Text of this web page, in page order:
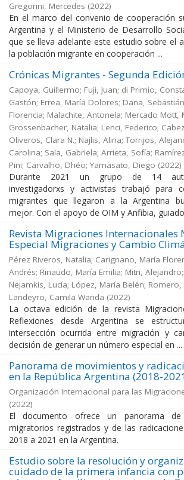
Gregorini, Mercedes (2022)
En el marco del convenio de cooperación
Argentina y el Ministerio de Desarrollo
que se lleva adelante este estudio sobre el
la población migrante en cooperación ...
Crónicas Migrantes - Segunda
Capoya, Guillermo; Fuji, Juan; di Primio,
Gastón; Errea, María Dolores; Dana,
Florencia; Malachite, Antonela; Mercado Mott,
Grossenbacher, Natalia; Lenci, Federico;
Oliveros, Clara N.; Najlis, Alina; Torrijos,
Carolina; Sala, Gabriela; Arrieta, Sofía;
Pini; Carvalho, Dhéo; Yamasato, Diego (2022)
Durante 2021 un grupo de 14
investigadorxs y activistas trabajó para
migrantes que llegaron a la Argentina
mejor. Con el apoyo de OIM y Anfibia,
Revista Migraciones Internacionales
Especial Migraciones y Cambio
Pérez Riveros, Natalia; Carignano, María
Andrés; Rinaudo, María Emilia; Mitri,
Nejamkis, Lucía; López, María Belén; Romero,
Landeyro, Camila Wanda (2022)
La octava edición de la revista
Reflexiones desde Argentina se
intersección ocurrida entre migración y
decisión de generar un número especial en ...
Panorama de movimientos y
en la República Argentina (2018-
Organización Internacional para las
(2022)
El documento ofrece un panorama
migratorios registrados y de las
2018 a 2021 en la Argentina.
Estudio sobre la resolución y
cuidado de la primera infancia con